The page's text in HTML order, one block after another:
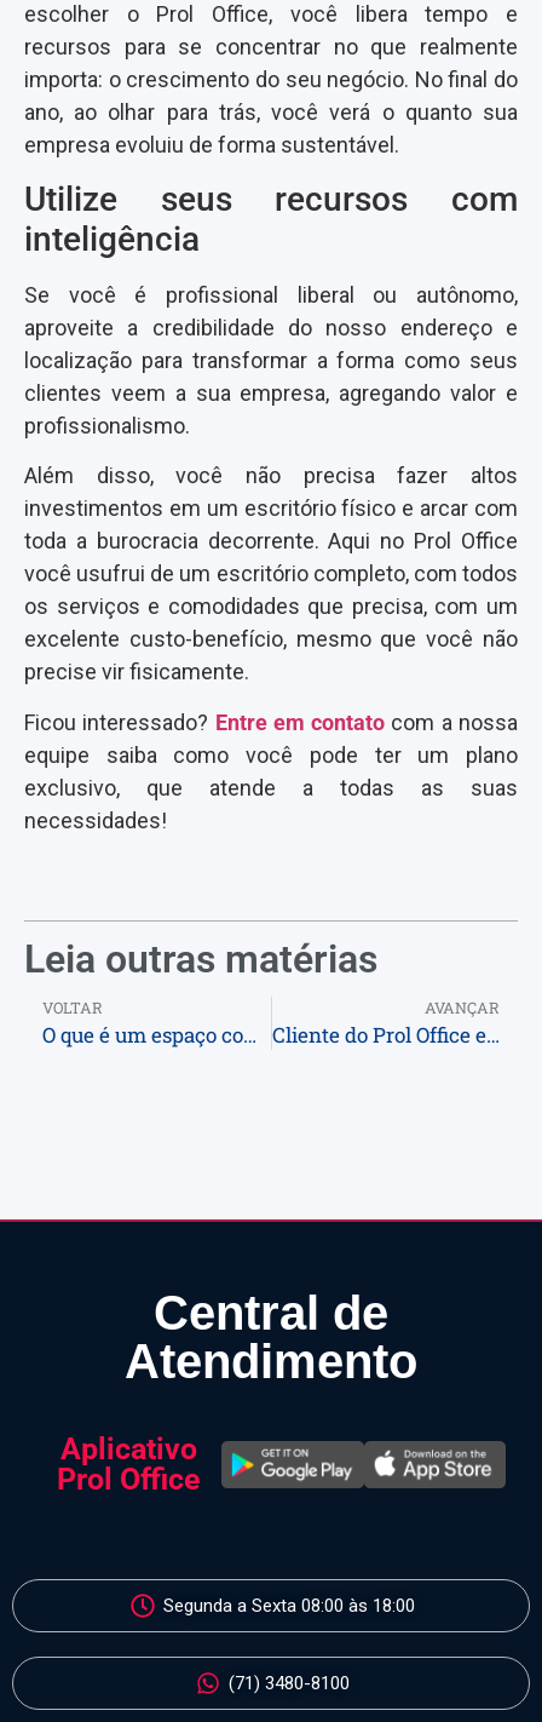
escolher o Prol Office, você libera tempo e
recursos para se concentrar no que realmente
importa: o crescimento do seu negócio. No final do
ano, ao olhar para trás, você verá o quanto sua
empresa evoluiu de forma sustentável.
Utilize seus recursos com
inteligência
Se você é profissional liberal ou autônomo,
aproveite a credibilidade do nosso endereço e
localização para transformar a forma como seus
clientes veem a sua empresa, agregando valor e
profissionalismo.
Além disso, você não precisa fazer altos
investimentos em um escritório físico e arcar com
toda a burocracia decorrente. Aqui no Prol Office
você usufrui de um escritório completo, com todos
os serviços e comodidades que precisa, com um
excelente custo-benefício, mesmo que você não
precise vir fisicamente.
Ficou interessado? Entre em contato com a nossa
equipe saiba como você pode ter um plano
exclusivo, que atende a todas as suas
necessidades!
Leia outras matérias
VOLTAR
O que é um espaço compartilhado (coworking) e por que usar?
AVANÇAR
Cliente do Prol Office em Salvador fala sobre o coworking na TV Band
Central de
Atendimento
Aplicativo
Prol Office
Segunda a Sexta 08:00 às 18:00
(71) 3480-8100